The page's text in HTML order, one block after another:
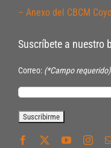
– Anexo del CBCM
Suscríbete a nuestro
Correo: (*Campo requerido)